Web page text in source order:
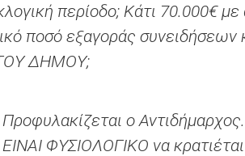
περίοδο; Κάτι 70.000€
ποσό εξαγοράς
ΔΗΜΟΥ;
Προφυλακίζεται ο
ΕΙΝΑΙ ΦΥΣΙΟΛΟΓΙΚΟ να